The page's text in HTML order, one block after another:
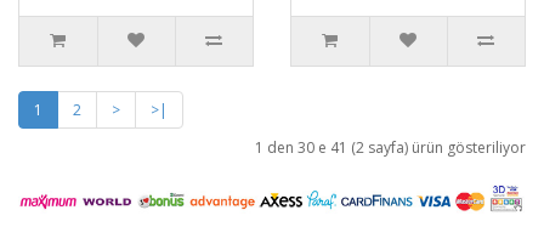
1 2 >
>|
1 den 30 e 41 (2 sayfa) ürün gösteriliyor